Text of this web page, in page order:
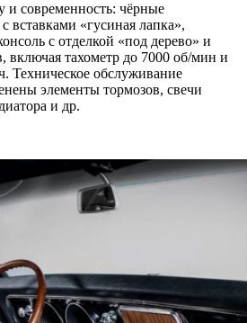
и современность: чёрные
вставками «гусиная лапка»,
с отделкой «под дерево» и
включая тахометр до 7000 об/мин и
Техническое обслуживание
элементы тормозов, свечи
и др.